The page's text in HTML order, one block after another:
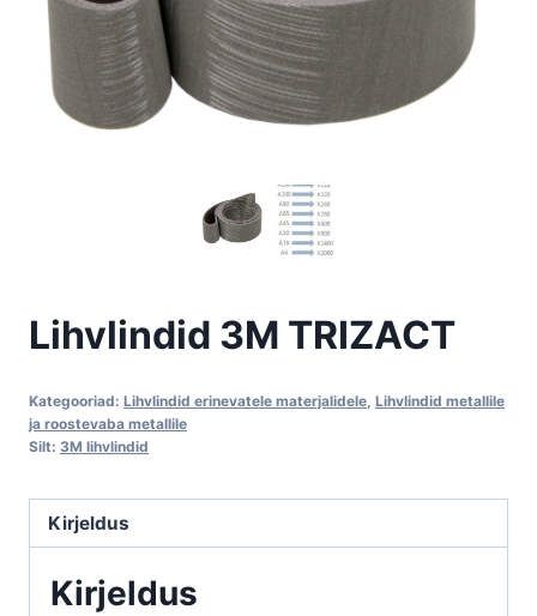
Lihvlindid 3M TRIZACT
Kategooriad: Lihvlindid erinevatele materjalidele Lihvlindid metallile
ja roostevaba metallile
Silt: 3M lihvlindid
Kirjeldus
Kirjeldus